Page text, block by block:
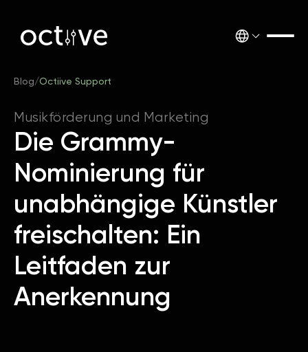
Blog/Octiive Support
Musikförderung und Marketing
Die Grammy-
Nominierung für
unabhängige Künstler
freischalten: Ein
Leitfaden zur
Anerkennung